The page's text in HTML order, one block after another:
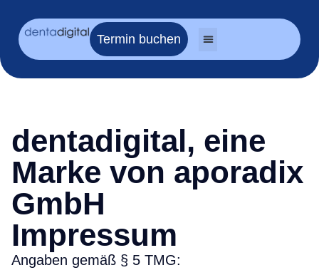
Termin buchen
dentadigital, eine
Marke von aporadix
GmbH
Impressum
Angaben gemäß § 5 TMG: